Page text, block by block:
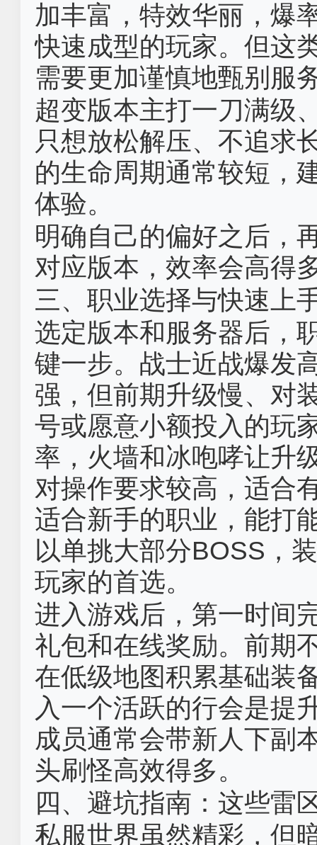
加丰富，特效华丽，爆
快速成型的玩家。但这
需要更加谨慎地甄别服
超变版本主打一刀满级
只想放松解压、不追求
的生命周期通常较短，
体验。
明确自己的偏好之后，
对应版本，效率会高得
三、职业选择与快速上
选定版本和服务器后，
键一步。战士近战爆发
强，但前期升级慢、对
号或愿意小额投入的玩
率，火墙和冰咆哮让升
对操作要求较高，适合
适合新手的职业，能打
以单挑大部分BOSS，
玩家的首选。
进入游戏后，第一时间
礼包和在线奖励。前期
在低级地图积累基础装
入一个活跃的行会是提
成员通常会带新人下副
头刷怪高效得多。
四、避坑指南：这些雷
私服世界虽然精彩，但